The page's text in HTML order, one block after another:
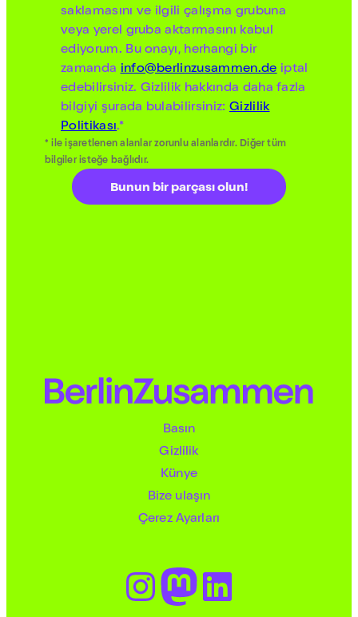
saklamasını ve ilgili çalışma grubuna
veya yerel gruba aktarmasını kabul
ediyorum. Bu onayı, herhangi bir
zamanda info@berlinzusammen.de iptal
edebilirsiniz. Gizlilik hakkında daha fazla
bilgiyi şurada bulabilirsiniz: Gizlilik
Politikası.*
* ile işaretlenen alanlar zorunlu alanlardır. Diğer tüm
bilgiler isteğe bağlıdır.
Basın
Gizlilik
Künye
Bize ulaşın
Çerez Ayarları
Instagram
Mastodon
LinkedIn